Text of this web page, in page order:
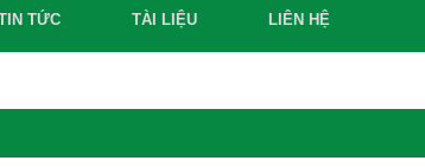
TỨC TÀI LIỆU LIÊN HỆ